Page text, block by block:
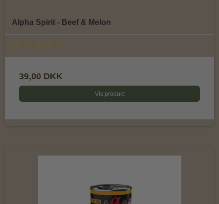
Alpha Spirit - Beef & Melon
39,00 DKK
Vis produkt